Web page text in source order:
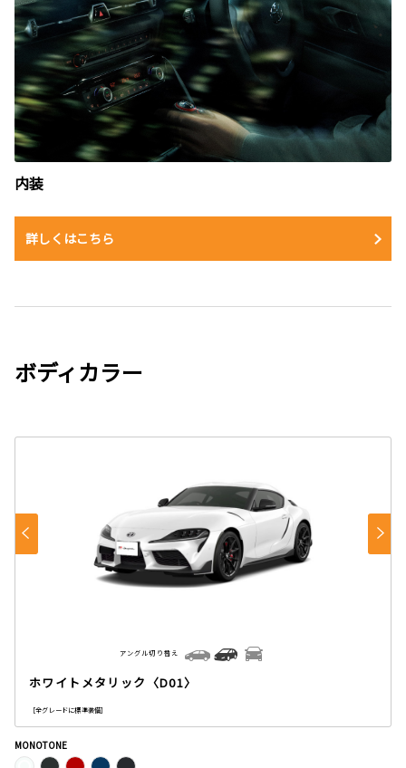
内装
詳しくはこちら
ボディカラー
ホワイトメタリック〈D01〉
［全グレードに標準装備］
アングル切り替え
MONOTONE